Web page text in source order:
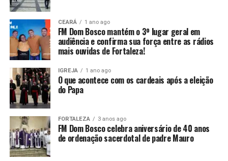
CEARÁ 1 ano ago
FM Dom Bosco mantém o 3º lugar geral em
audiência e confirma sua força entre as rádios
mais ouvidas de Fortaleza!
IGREJA 1 ano ago
O que acontece com os cardeais após a eleição
do Papa
FORTALEZA 3 anos ago
FM Dom Bosco celebra aniversário de 40 anos
de ordenação sacerdotal de padre Mauro